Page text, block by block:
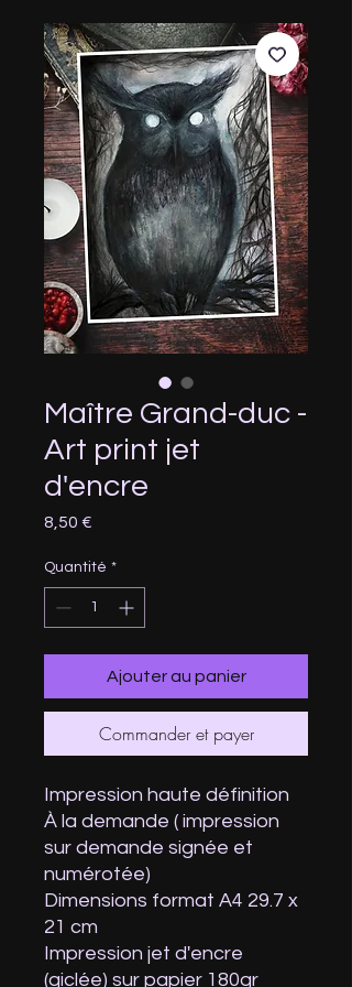
Maître Grand-duc -
Art print jet
d'encre
8,50 €
Quantité *
Ajouter au panier
Commander et payer
Impression haute définition
À la demande ( impression
sur demande signée et
numérotée)
Dimensions format A4 29.7 x
21 cm
Impression jet d'encre
(giclée) sur papier 180gr